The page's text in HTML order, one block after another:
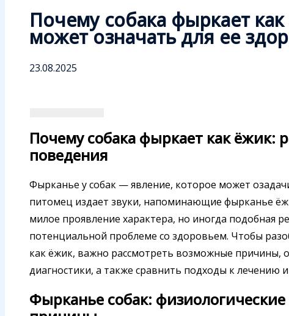
Почему собака фыркает
может означать для ее
23.08.2025
Почему собака фыркает как ёжик:
поведения
Фырканье у собак — явление, которое может
питомец издает звуки, напоминающие фырканье
милое проявление характера, но иногда подобная
потенциальной проблеме со здоровьем. Чтобы
как ёжик, важно рассмотреть возможные причины,
диагностики, а также сравнить подходы к лечению
Фырканье собак: